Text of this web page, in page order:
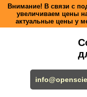
Внимание! В связи с
увеличиваем цены
актуальные цены у